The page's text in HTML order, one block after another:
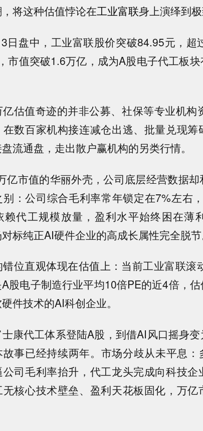
将这种估值悖论在工业富联身上演绎到极
日盘中，工业富联股价突破84.95元，超
市值突破1.6万亿，成为A股电子代工板
估值奇迹的并非公募、社保等专业机构
在数百家机构接连减仓出逃、批量兑现
流通盘，走出散户赢机构的另类行情。
亿市值的华丽外壳，公司底层经营数据
别：公司综合毛利率常年锁定在7%左右
赖代工规模放量，盈利水平始终困在薄
标纯正AI硬件企业的高成长属性完全脱节
位直观体现在估值上：当前工业富联滚
股电子制造行业平均10倍PE的近4倍，
件技术的AI科创企业。
康代工体系登陆A股，到借AI风口摇身
事已经持续两年。市场分歧从未平息
司毛利率抬升，代工龙头完成向科技
核心技术壁垒、盈利天花板固化，万